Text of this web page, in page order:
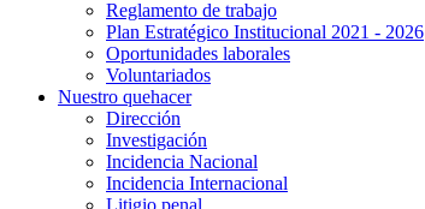
Reglamento de trabajo
Plan Estratégico Institucional 2021 - 2026
Oportunidades laborales
Voluntariados
Nuestro quehacer
Dirección
Investigación
Incidencia Nacional
Incidencia Internacional